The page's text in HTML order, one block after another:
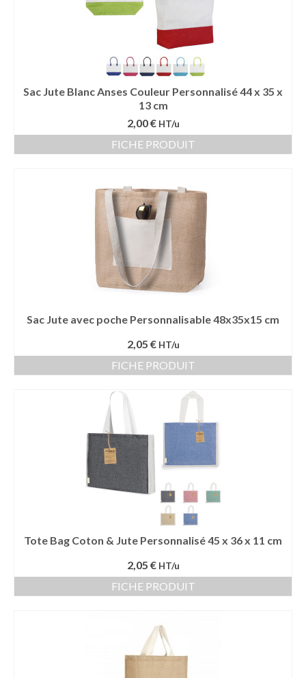
Sac Jute Blanc Anses Couleur Personnalisé 44 x 35 x
13 cm
2,00 € HT/u
FICHE PRODUIT
Sac Jute avec poche Personnalisable 48x35x15 cm
2,05 € HT/u
FICHE PRODUIT
Tote Bag Coton & Jute Personnalisé 45 x 36 x 11 cm
2,05 € HT/u
FICHE PRODUIT